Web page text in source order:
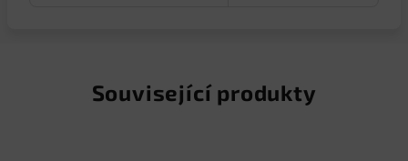
Související produkty